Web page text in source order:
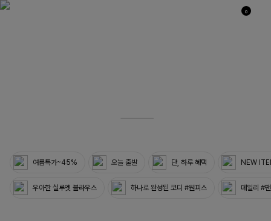
0
여름특가~45% 오늘 출발 단, 하루 혜택 NEW
우아한 실루엣 블라우스 하나로 완성된 코디 #원피스 데일리 #